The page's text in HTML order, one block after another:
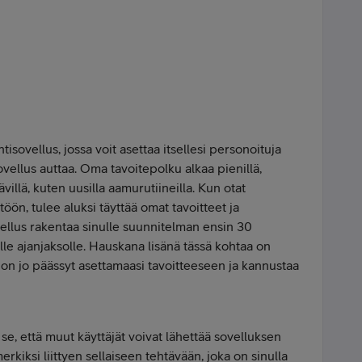
jossa voit asettaa itsellesi personoituja
auttaa. Oma tavoitepolku alkaa pienillä,
kuten uusilla aamurutiineilla. Kun otat
tulee aluksi täyttää omat tavoitteet ja
rakentaa sinulle suunnitelman ensin 30
ajanjaksolle. Hauskana lisänä tässä kohtaa on
jo päässyt asettamaasi tavoitteeseen ja kannustaa
että muut käyttäjät voivat lähettää sovelluksen
liittyen sellaiseen tehtävään, joka on sinulla